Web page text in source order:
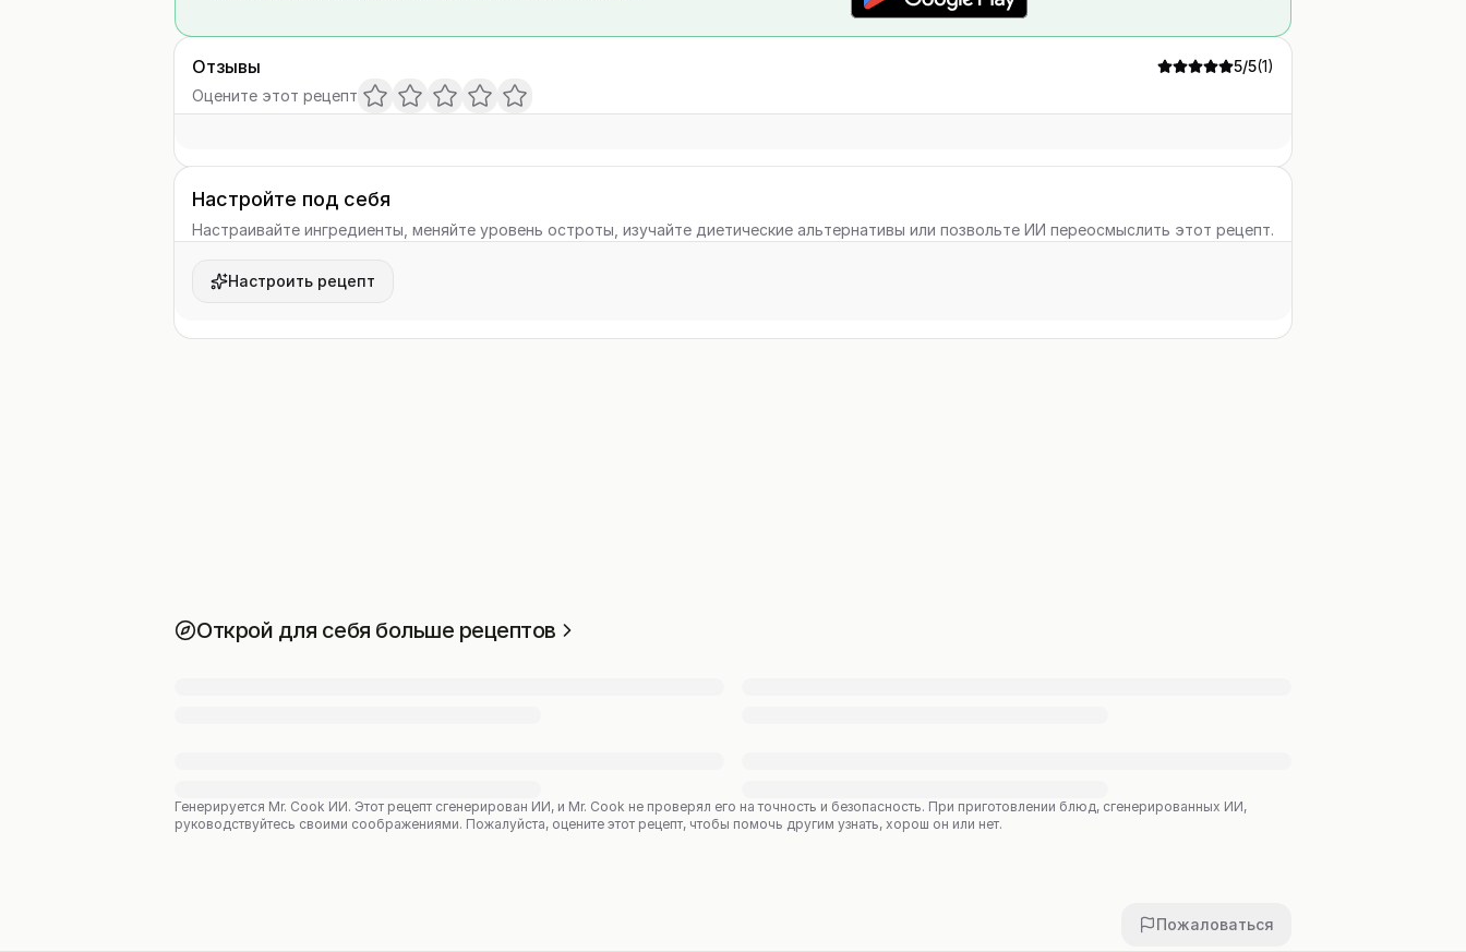
Отзывы 5/5(1)
Оцените этот рецепт
Настройте под себя
Настраивайте ингредиенты, меняйте уровень остроты, изучайте диетические альтернативы или позвольте ИИ переосмыслить этот рецепт.
Настроить рецепт
Открой для себя больше рецептов
Генерируется Mr. Cook ИИ. Этот рецепт сгенерирован ИИ, и Mr. Cook не проверял его на точность и безопасность. При приготовлении блюд, сгенерированных ИИ,
руководствуйтесь своими соображениями. Пожалуйста, оцените этот рецепт, чтобы помочь другим узнать, хорош он или нет.
Пожаловаться